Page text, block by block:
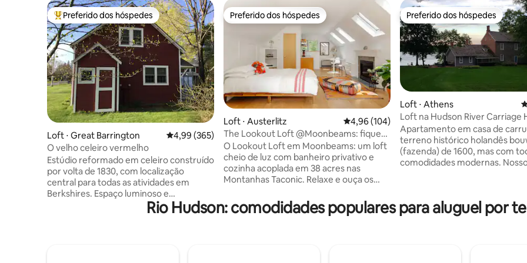
Entre os melhores preferidos dos hóspedes
Preferido dos hóspedes
Loft ⋅ Great Barrington 4,99 de uma avaliação média de 5, 365 avaliações
4,99 (365)
O velho celeiro vermelho
Estúdio reformado em celeiro construído
por volta de 1830, com localização
central para todas as atividades em
Berkshires. Espaço luminoso e
ensolarado com vista para campos e
pores do sol espetaculares. Quarto loft
Preferido dos hóspedes
Preferido dos hóspedes
Loft ⋅ Austerlitz 4,96 de uma avaliação média de 5, 104
4,96 (104)
The Lookout Loft @Moonbeams: fique
em 38 acres
O Lookout Loft em Moonbeams: um loft
cheio de luz com banheiro privativo e
cozinha acoplada em 38 acres nas
Montanhas Taconic. Relaxe e ouça os
Aconchegue-se perto da lareira interna a
gás no inverno. Explore a propriedade,
Preferido dos hóspedes
Preferido dos hóspedes
Loft ⋅ Athens
Loft na Hudson River Carriage
anos 1860
Apartamento em casa de
terreno histórico holandês
(fazenda) de 1600, mas com
comodidades modernas.
uma cozinha completa no
beira do rio Hudson com acesso
Rio Hudson: comodidades populares para aluguel por